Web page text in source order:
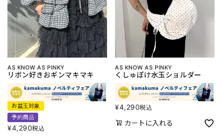
AS KNOW AS PINKY
リボン好きおギンマキマキ
お盆玉対象
予約商品
¥4,290税込
AS KNOW AS PINKY
くしゅぽけ水玉ショルダー
¥4,290税込
カートに入れる